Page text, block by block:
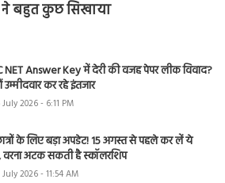
ने बहुत कुछ सिखाया
NET Answer Key में देरी की वजह पेपर लीक विवाद?
कर रहे इंतजार
2026 - 6:11 PM
के लिए बड़ा अपडेट! 15 अगस्त से पहले कर लें ये
वरना अटक सकती है स्कॉलरशिप
2026 - 11:54 AM